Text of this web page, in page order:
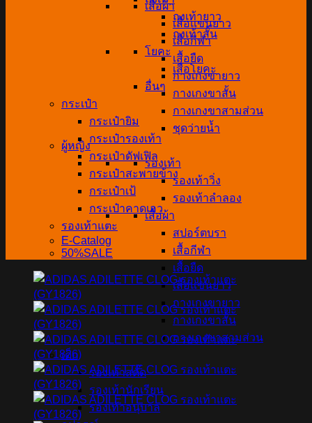
เสื้อผ้า
เสื้อแขนยาว
เสื้อกีฬา
เสื้อยืด
กางเกงขายาว
กางเกงขาสั้น
กางเกงขาสามส่วน
ชุดว่ายน้ำ
ผู้หญิง
รองเท้า
รองเท้าวิ่ง
รองเท้าลำลอง
เสื้อผ้า
สปอร์ตบรา
เสื้อกีฬา
เสื้อยืด
เสื้อแขนยาว
กางเกงขายาว
กางเกงขาสั้น
กางเกงขาสามส่วน
เด็ก
รองเท้าสตั๊ด
รองเท้านักเรียน
รองเท้าอนุบาล
ถุงเท้ายาว
ถุงเท้าสั้น
โยคะ
เสื่อโยคะ
อื่นๆ
กระเป๋า
กระเป๋ายิม
กระเป๋ารองเท้า
กระเป๋าดัฟเฟิล
กระเป๋าสะพายข้าง
กระเป๋าเป้
กระเป๋าคาดเอว
รองเท้าแตะ
E-Catalog
50%SALE